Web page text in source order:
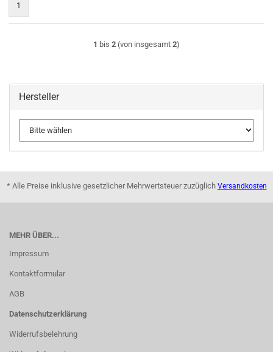
1
1 bis 2 (von insgesamt 2)
Hersteller
* Alle Preise inklusive gesetzlicher Mehrwertsteuer zuzüglich Versandkosten
MEHR ÜBER...
Impressum
Kontaktformular
AGB
Datenschutzerklärung
Widerrufsbelehrung